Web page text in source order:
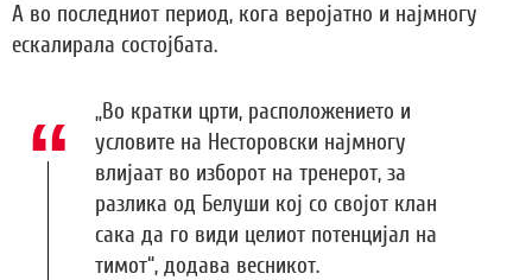
А во последниот период, кога веројатно и најмногу
ескалирала состојбата.
„Во кратки црти, расположението и
условите на Несторовски најмногу
влијаат во изборот на тренерот, за
разлика од Белуши кој со својот клан
сака да го види целиот потенцијал на
тимот“, додава весникот.